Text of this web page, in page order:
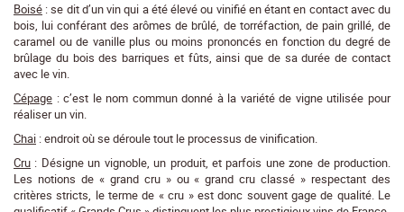
Boisé : se dit d’un vin qui a été élevé ou vinifié en étant en contact avec du
bois, lui conférant des arômes de brûlé, de torréfaction, de pain grillé, de
caramel ou de vanille plus ou moins prononcés en fonction du degré de
brûlage du bois des barriques et fûts, ainsi que de sa durée de contact
avec le vin.
Cépage : c’est le nom commun donné à la variété de vigne utilisée pour
réaliser un vin.
Chai : endroit où se déroule tout le processus de vinification.
Cru : Désigne un vignoble, un produit, et parfois une zone de production.
Les notions de « grand cru » ou « grand cru classé » respectant des
critères stricts, le terme de « cru » est donc souvent gage de qualité. Le